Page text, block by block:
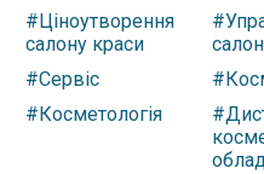
#Ціноутворення
салону краси
#Сервіс
#Косметологія